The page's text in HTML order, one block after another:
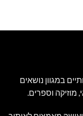
במגוון נושאים
מוזיקה וספרים.